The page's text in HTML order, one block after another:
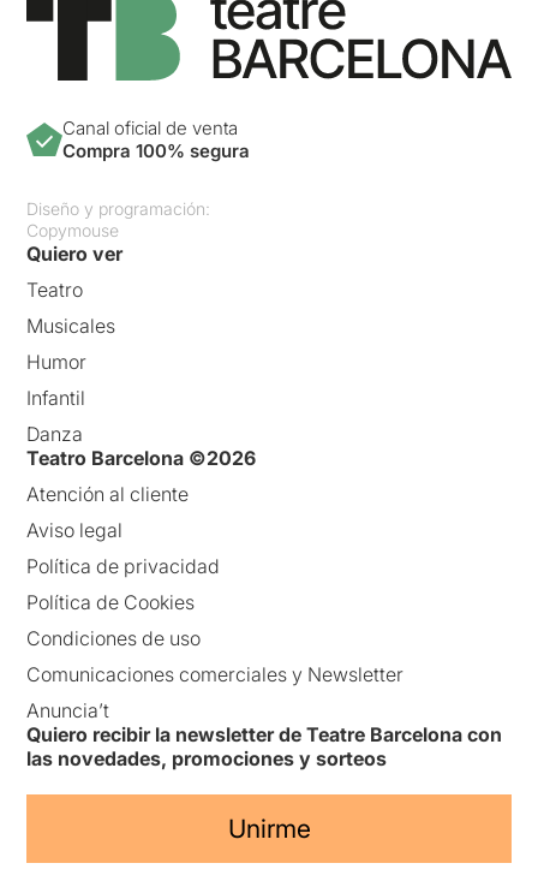
Canal oficial de venta
Compra 100% segura
Diseño y programación:
Copymouse
Quiero ver
Teatro
Musicales
Humor
Infantil
Danza
Teatro Barcelona ©2026
Atención al cliente
Aviso legal
Política de privacidad
Política de Cookies
Condiciones de uso
Comunicaciones comerciales y Newsletter
Anuncia’t
Quiero recibir la newsletter de Teatre Barcelona con
las novedades, promociones y sorteos
Unirme